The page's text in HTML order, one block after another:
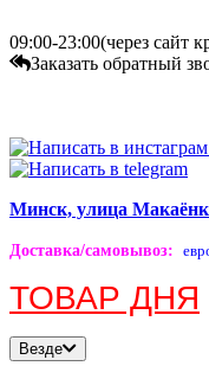
09:00-23:00(через сайт
Заказать обратный
Минск, улица
Доставка/самовывоз:
ТОВАР ДНЯ
Везде